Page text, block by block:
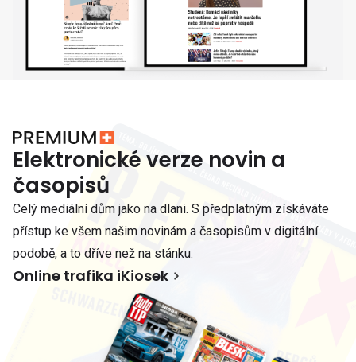
Elektronické verze novin a
časopisů
Celý mediální dům jako na dlani. S předplatným získáváte
přístup ke všem našim novinám a časopisům v digitální
podobě, a to dříve než na stánku.
Online trafika iKiosek